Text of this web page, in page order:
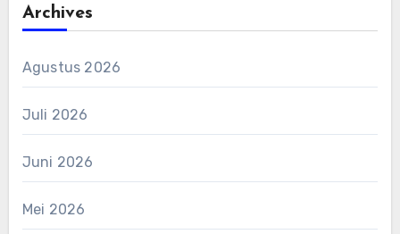
Archives
Agustus 2026
Juli 2026
Juni 2026
Mei 2026